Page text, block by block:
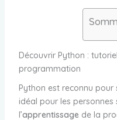
Découvrir Python :
programmation
Python est reconnu pour
idéal pour les
l’apprentissagede la